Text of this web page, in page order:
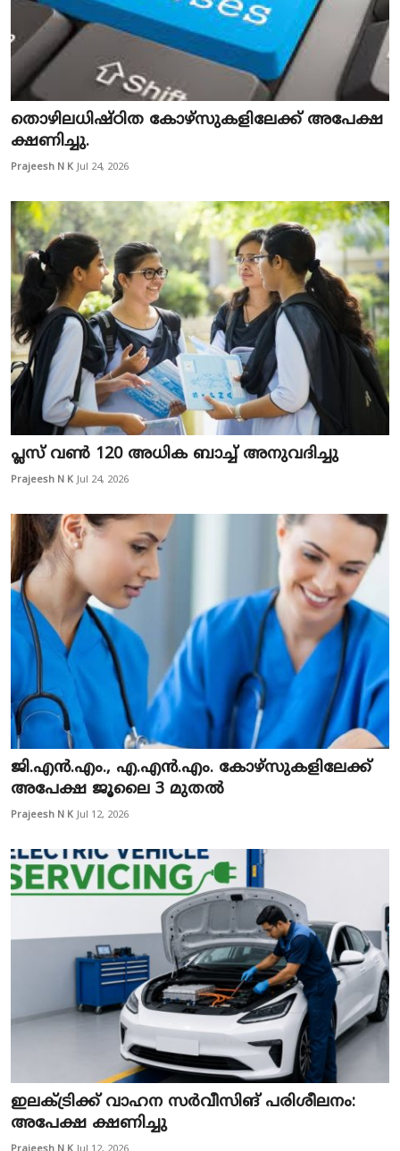
തൊഴിലധിഷ്ഠിത കോഴ്സുകളിലേക്ക് അപേക്ഷ
ക്ഷണിച്ചു.
Prajeesh N K Jul 24, 2026
പ്ലസ് വൺ 120 അധിക ബാച്ച് അനുവദിച്ചു
Prajeesh N K Jul 24, 2026
ജി.എൻ.എം., എ.എൻ.എം. കോഴ്സുകളിലേക്ക്
അപേക്ഷ ജൂലൈ 3 മുതൽ
Prajeesh N K Jul 12, 2026
ഇലക്ട്രിക്ക് വാഹന സർവീസിങ് പരിശീലനം:
അപേക്ഷ ക്ഷണിച്ചു